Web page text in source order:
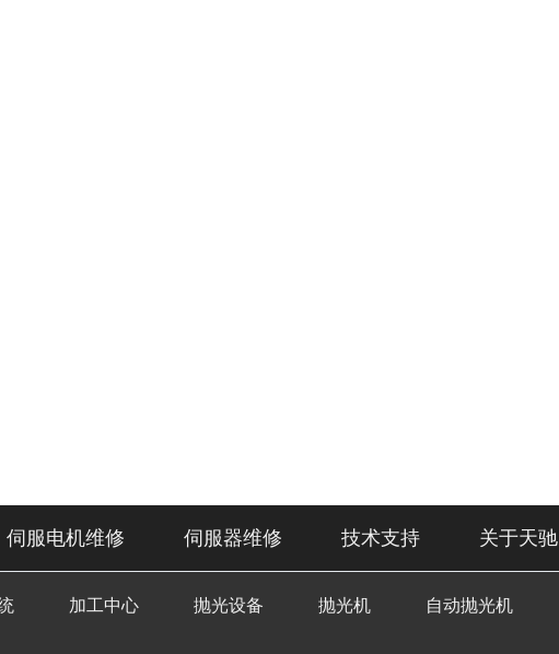
伺服电机维修 伺服器维修 技术支持 关于天驰
加工中心 抛光设备 抛光机 自动抛光机